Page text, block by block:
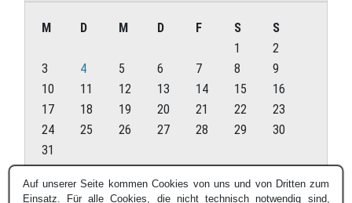
August 2026
M D M D F S
S
1
2
3
4 5 6 7 8
9
10
11 12 13 14 15
16
17
18 19 20 21 22
23
24
25 26 27 28 29
30
31
Auf unserer Seite kommen Cookies von uns und von Dritten zum
Einsatz. Für alle Cookies, die nicht technisch notwendig sind,